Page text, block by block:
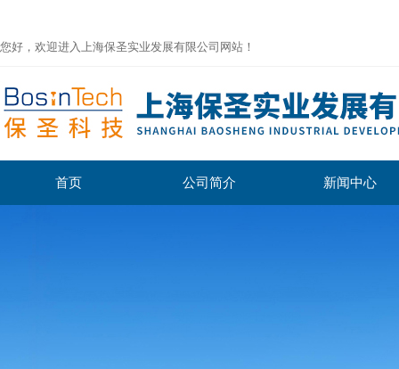
您好，欢迎进入上海保圣实业发展有限公司网站！
首页 公司简介 新闻中心